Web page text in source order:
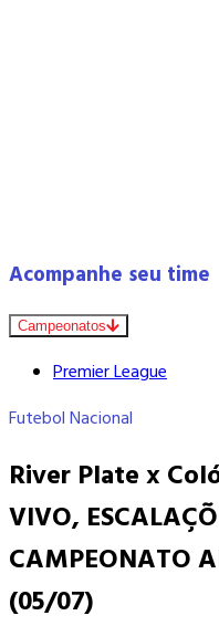
Acompanhe seu time
Campeonatos
Premier League
Futebol Nacional
River Plate x
VIVO,
CAMPEONATO
(05/07)